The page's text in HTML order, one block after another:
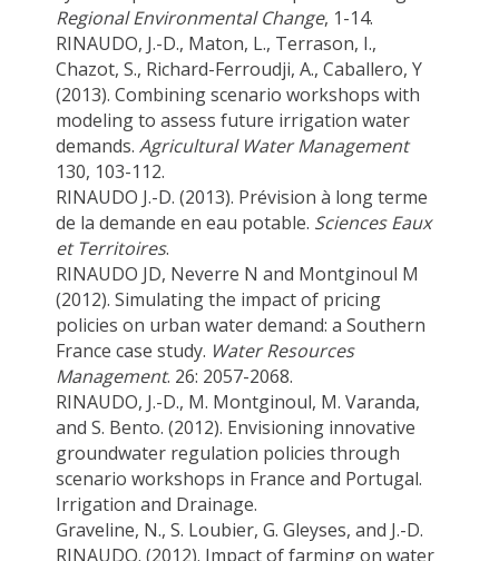
Regional Environmental Change, 1-14.
RINAUDO, J.-D., Maton, L., Terrason, I.,
Chazot, S., Richard-Ferroudji, A., Caballero, Y
(2013). Combining scenario workshops with
modeling to assess future irrigation water
demands. Agricultural Water Management
130, 103-112.
RINAUDO J.-D. (2013). Prévision à long terme
de la demande en eau potable. Sciences Eaux
et Territoires.
RINAUDO JD, Neverre N and Montginoul M
(2012). Simulating the impact of pricing
policies on urban water demand: a Southern
France case study. Water Resources
Management. 26: 2057-2068.
RINAUDO, J.-D., M. Montginoul, M. Varanda,
and S. Bento. (2012). Envisioning innovative
groundwater regulation policies through
scenario workshops in France and Portugal.
Irrigation and Drainage.
Graveline, N., S. Loubier, G. Gleyses, and J.-D.
RINAUDO. (2012). Impact of farming on water